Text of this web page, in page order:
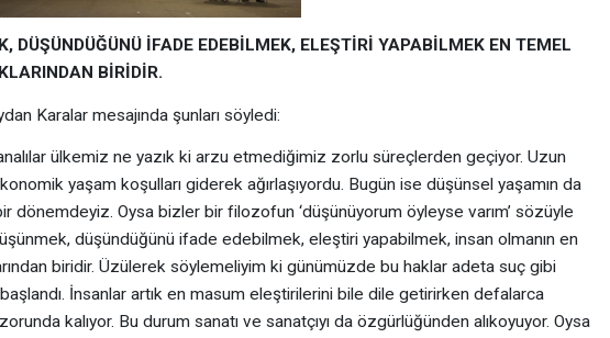
DÜŞÜNDÜĞÜNÜ İFADE EDEBİLMEK, ELEŞTİRİ YAPABİLMEK EN TEMEL
BİRİDİR.
Karalar mesajında şunları söyledi:
ülkemiz ne yazık ki arzu etmediğimiz zorlu süreçlerden geçiyor. Uzun
yaşam koşulları giderek ağırlaşıyordu. Bugün ise düşünsel yaşamın da
dönemdeyiz. Oysa bizler bir filozofun ‘düşünüyorum öyleyse varım’ sözüyle
düşündüğünü ifade edebilmek, eleştiri yapabilmek, insan olmanın en
biridir. Üzülerek söylemeliyim ki günümüzde bu haklar adeta suç gibi
İnsanlar artık en masum eleştirilerini bile dile getirirken defalarca
kalıyor. Bu durum sanatı ve sanatçıyı da özgürlüğünden alıkoyuyor. Oysa